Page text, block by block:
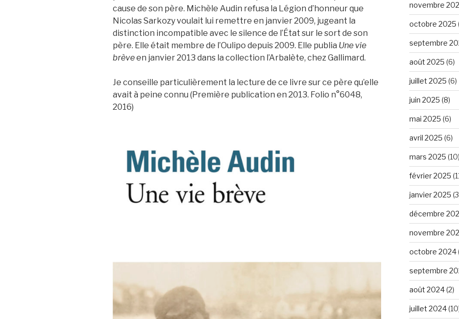
cause de son père. Michèle Audin refusa la Légion d’honneur que
Nicolas Sarkozy voulait lui remettre en janvier 2009, jugeant la
distinction incompatible avec le silence de l’État sur le sort de son
père. Elle était membre de l’Oulipo depuis 2009. Elle publia Une vie
brèveen janvier 2013 dans la collection l’Arbalète, chez Gallimard.
Je conseille particulièrement la lecture de ce livre sur ce père qu’elle
avait à peine connu (Première publication en 2013. Folio n°6048,
2016)
novembre
octobre 2025
septembre
août 2025 (6)
juillet 2025 (6)
juin 2025 (8)
mai 2025 (6)
avril 2025 (6)
mars 2025 (10)
février 2025
janvier 2025
décembre
novembre
octobre 2024
septembre
août 2024(2)
juillet 2024